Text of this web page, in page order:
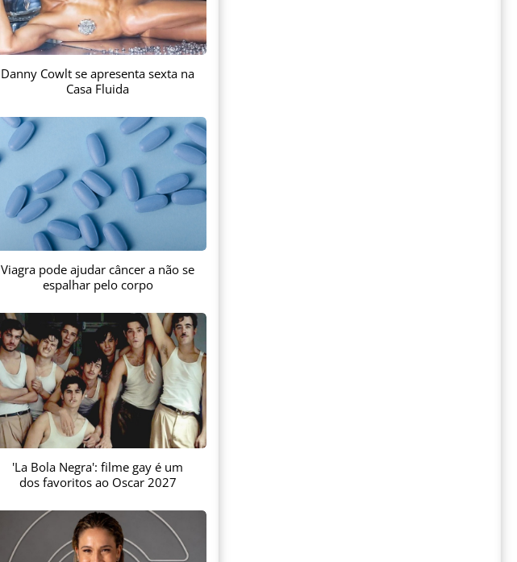
Danny Cowlt se apresenta sexta na
Casa Fluida
Viagra pode ajudar câncer a não se
espalhar pelo corpo
'La Bola Negra': filme gay é um
dos favoritos ao Oscar 2027